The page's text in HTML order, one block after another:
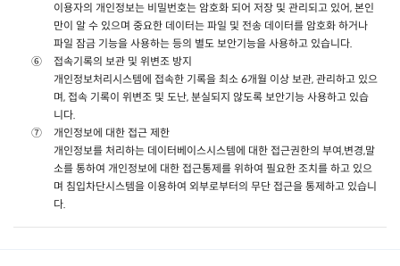
이용자의 개인정보는 비밀번호는 암호화 되어 저장 및 관리되고 있어, 본인
만이 알 수 있으며 중요한 데이터는 파일 및 전송 데이터를 암호화 하거나
파일 잠금 기능을 사용하는 등의 별도 보안기능을 사용하고 있습니다.
접속기록의 보관 및 위변조 방지
개인정보처리시스템에 접속한 기록을 최소 6개월 이상 보관, 관리하고 있으
며, 접속 기록이 위변조 및 도난, 분실되지 않도록 보안기능 사용하고 있습
니다.
개인정보에 대한 접근 제한
개인정보를 처리하는 데이터베이스시스템에 대한 접근권한의 부여,변경,말
소를 통하여 개인정보에 대한 접근통제를 위하여 필요한 조치를 하고 있으
며 침입차단시스템을 이용하여 외부로부터의 무단 접근을 통제하고 있습니
다.